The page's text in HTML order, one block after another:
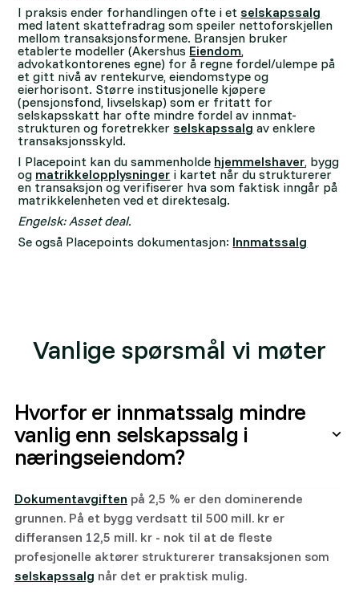
I praksis ender forhandlingen ofte i et selskapssalg
med latent skattefradrag som speiler nettoforskjellen
mellom transaksjonsformene. Bransjen bruker
etablerte modeller (Akershus Eiendom,
advokatkontorenes egne) for å regne fordel/ulempe på
et gitt nivå av rentekurve, eiendomstype og
eierhorisont. Større institusjonelle kjøpere
(pensjonsfond, livselskap) som er fritatt for
selskapsskatt har ofte mindre fordel av innmat-
strukturen og foretrekker selskapssalg av enklere
transaksjonsskyld.
I Placepoint kan du sammenholde hjemmelshaver, bygg
og matrikkelopplysninger i kartet når du strukturerer
en transaksjon og verifiserer hva som faktisk inngår på
matrikkelenheten ved et direktesalg.
Engelsk: Asset deal.
Se også Placepoints dokumentasjon: Innmatssalg
Vanlige spørsmål vi møter
Hvorfor er innmatssalg mindre
vanlig enn selskapssalg i
næringseiendom?
Dokumentavgiften på 2,5 % er den dominerende
grunnen. På et bygg verdsatt til 500 mill. kr er
differansen 12,5 mill. kr - nok til at de fleste
profesjonelle aktører strukturerer transaksjonen som
selskapssalg når det er praktisk mulig.